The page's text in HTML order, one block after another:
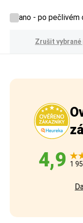
ano - po pečlivém
Zrušit
4,9 1